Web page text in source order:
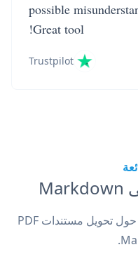
possible
Great tool!
Trustpilot
إجابات سريعة على الأسئلة الشائعة حول تحويل مستندات PDF